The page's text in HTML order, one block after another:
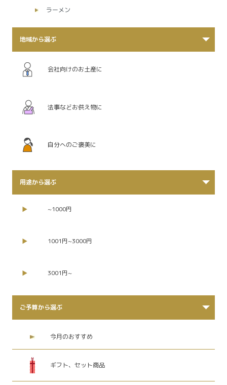
ラーメン
地域から選ぶ
会社向けのお土産に
法事などお供え物に
自分へのご褒美に
用途から選ぶ
~1000円
1001円~3000円
3001円~
ご予算から選ぶ
今月のおすすめ
ギフト、セット商品